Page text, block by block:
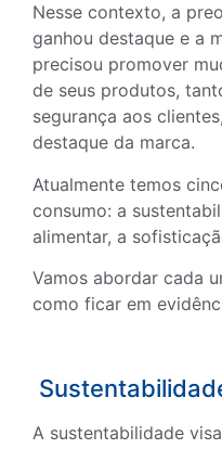
Nesse contexto, a
ganhou destaque e a
precisou promover
de seus produtos,
segurança aos
destaque da marca.
Atualmente temos
consumo: a
alimentar, a
Vamos abordar cada
como ficar em
A sustentabilidade